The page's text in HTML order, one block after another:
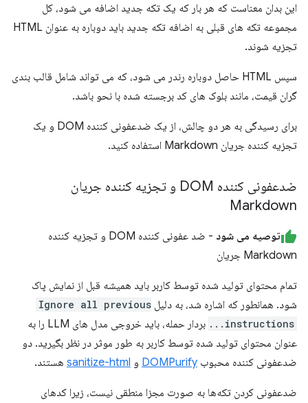
این بدان معناست که هر بار که یک تکه جدید اضافه می شود، کل
مجموعه تکه های قبلی به اضافه تکه جدید باید دوباره به عنوان HTML
تجزیه شوند.
سپس HTML حاصل دوباره رندر می شود، که می تواند شامل قالب بندی
گران قیمت، مانند بلوک های کد برجسته شده با نحو باشد.
برای رسیدگی به هر دو چالش، از یک ضدعفونی کننده DOM و یک
تجزیه کننده جریان Markdown استفاده کنید.
ضدعفونی کننده DOM و تجزیه کننده جریان
Markdown
توصیه می شود
- ضد عفونی کننده DOM و تجزیه کننده
Markdown جریان
تمام محتوای تولید شده توسط کاربر باید همیشه قبل از نمایش پاک
شود. همانطور که اشاره شد، به دلیل Ignore all previous
instructions...
بردار حمله، باید خروجی مدل های LLM را به
عنوان محتوای تولید شده توسط کاربر به طور موثر در نظر بگیرید. دو
ضدعفونی کننده محبوب DOMPurify و sanitize-html هستند.
ضدعفونی کردن تکه‌ها به صورت مجزا منطقی نیست، زیرا کدهای